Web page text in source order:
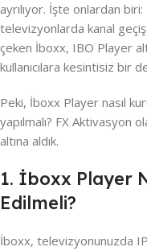
ayrılıyor. İşte onlardan biri:
televizyonlarda kanal geçiş
çeken İboxx, IBO Player
kullanıcılara kesintisiz bir
Peki, İboxx Player nasıl
yapılmalı? FX Aktivasyon
altına aldık.
1. İboxx Player
Edilmeli?
İboxx, televizyonunuzda